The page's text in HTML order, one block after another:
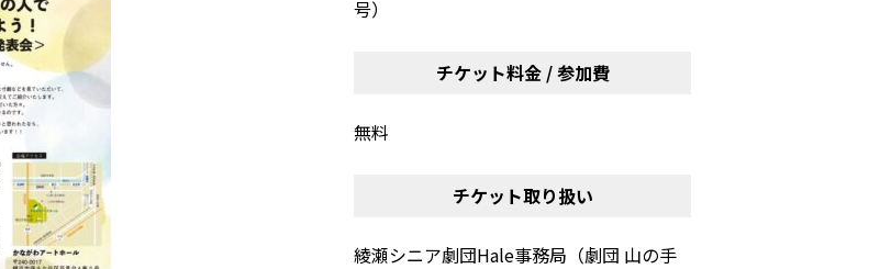
号）
チケット料金 / 参加費
無料
チケット取り扱い
綾瀬シニア劇団Hale事務局（劇団 山の手